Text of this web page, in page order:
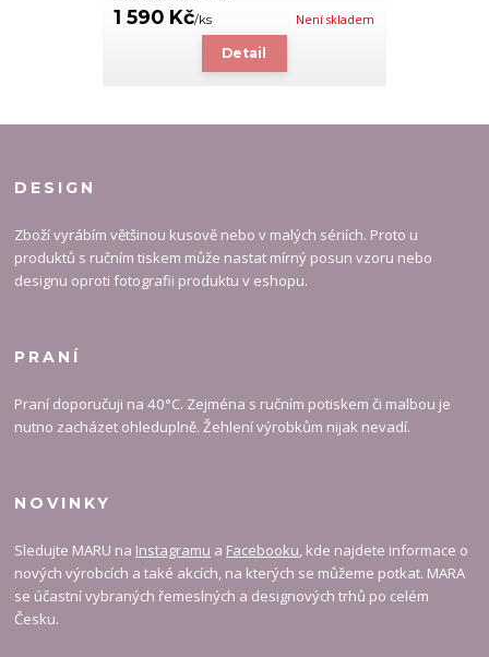
1 590 Kč/ks Není skladem
Detail
DESIGN
Zboží vyrábím většinou kusově nebo v malých sériích. Proto u
produktů s ručním tiskem může nastat mírný posun vzoru nebo
designu oproti fotografii produktu v eshopu.
PRANÍ
Praní doporučuji na 40°C. Zejména s ručním potiskem či malbou je
nutno zacházet ohleduplně. Žehlení výrobkům nijak nevadí.
NOVINKY
Sledujte MARU na Instagramu a Facebooku, kde najdete informace o
nových výrobcích a také akcích, na kterých se můžeme potkat. MARA
se účastní vybraných řemeslných a designových trhů po celém
Česku.